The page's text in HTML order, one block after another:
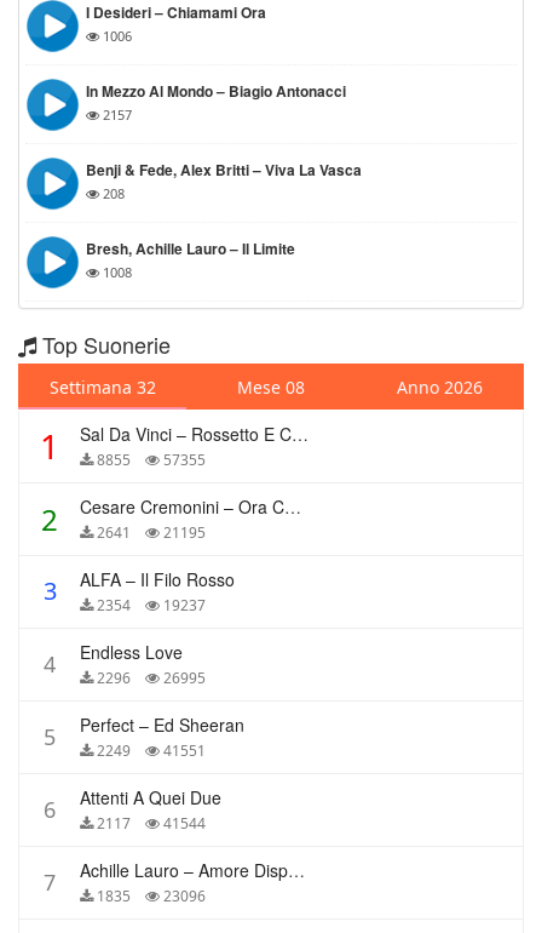
I Desideri – Chiamami Ora
1006
In Mezzo Al Mondo – Biagio Antonacci
2157
Benji & Fede, Alex Britti – Viva La Vasca
208
Bresh, Achille Lauro – Il Limite
1008
Top Suonerie
Settimana 32 Mese 08 Anno 2026
1 Sal Da Vinci – Rossetto E Caffè
8855 57355
2 Cesare Cremonini – Ora Che Non Ho Più Te
2641 21195
3 ALFA – Il Filo Rosso
2354 19237
4 Endless Love
2296 26995
5 Perfect – Ed Sheeran
2249 41551
6 Attenti A Quei Due
2117 41544
7 Achille Lauro – Amore Disperato
1835 23096